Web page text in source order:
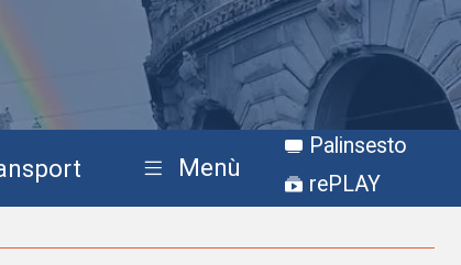
Menù
Palinsesto
rePLAY